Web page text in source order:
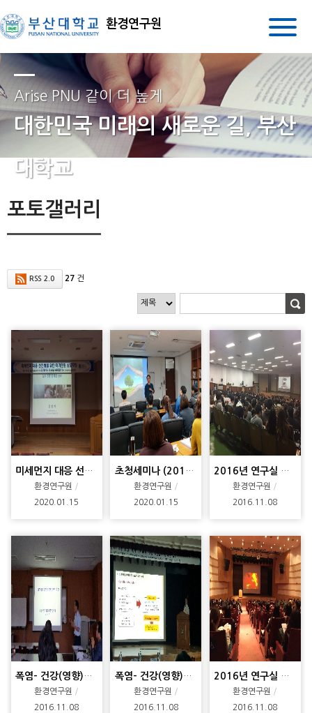
환경연구원
Arise PNU 같이 더 높게
대한민국 미래의 새로운 길, 부산
대학교
포토갤러리
RSS 2.0 27건
미세먼지 대응 선진화를 위한 대기환경심포지엄
환경연구원
2020.01.15
초청세미나 (2018.11.07.) 최윤수
환경연구원
2020.01.15
2016년 연구실 안전교육(하반기)
환경연구원
2016.11.08
폭염- 건강(영향)대응 포럼 2
환경연구원
2016.11.08
폭염- 건강(영향)대응 포럼
환경연구원
2016.11.08
2016년 연구실 안전교육 (상반기)
환경연구원
2016.11.08